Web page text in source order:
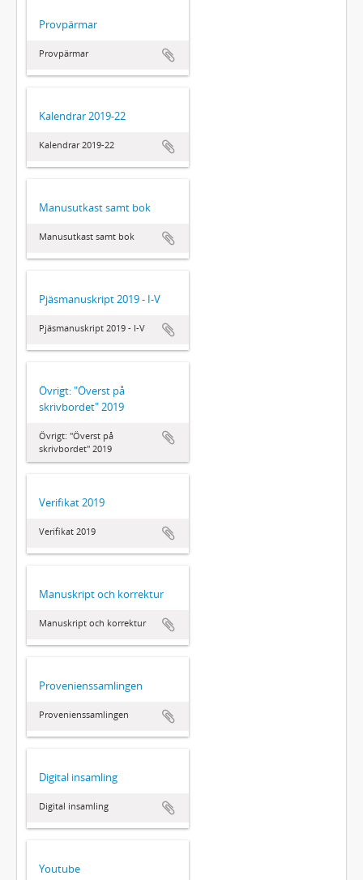
Provpärmar
Provpärmar
Kalendrar 2019-22
Kalendrar 2019-22
Manusutkast samt bok
Manusutkast samt bok
Pjäsmanuskript 2019 - I-V
Pjäsmanuskript 2019 - I-V
Övrigt: "Överst på
skrivbordet" 2019
Övrigt: "Överst på
skrivbordet" 2019
Verifikat 2019
Verifikat 2019
Manuskript och korrektur
Manuskript och korrektur
Provenienssamlingen
Provenienssamlingen
Digital insamling
Digital insamling
Youtube